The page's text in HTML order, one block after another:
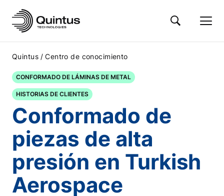
Quintus / Centro de conocimiento
CONFORMADO DE LÁMINAS DE METAL
HISTORIAS DE CLIENTES
Conformado de
piezas de alta
presión en Turkish
Aerospace